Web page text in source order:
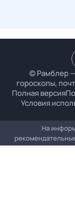
© Рамблер
гороскопы,
Полная версия
Условия
На